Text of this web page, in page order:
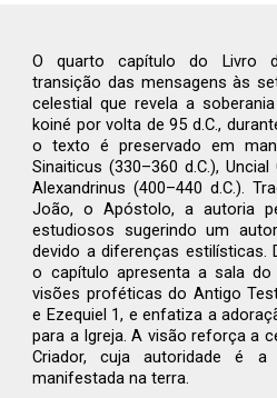
O quarto capítulo do Livro
transição das mensagens às
celestial que revela a
koiné por volta de 95 d.C.,
o texto é preservado em
Sinaiticus (330–360 d.C.),
Alexandrinus (400–440 d.C.).
João, o Apóstolo, a autoria
estudiosos sugerindo um
devido a diferenças estilísticas.
o capítulo apresenta a sala
visões proféticas do Antigo
e Ezequiel 1, e enfatiza a
para a Igreja. A visão reforça a
Criador, cuja autoridade é
manifestada na terra.